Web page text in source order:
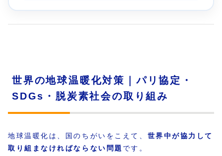
世界の地球温暖化対策｜パリ協定・
SDGs・脱炭素社会の取り組み
地球温暖化は、国のちがいをこえて、 世界中が協力して
取り組まなければならない問題 です。